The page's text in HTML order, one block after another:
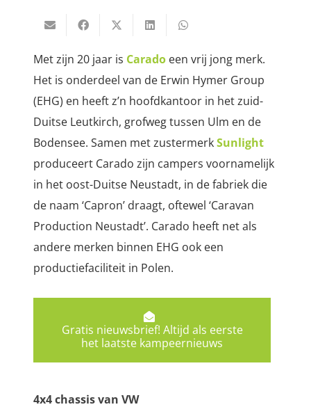
Met zijn 20 jaar is Carado een vrij jong merk.
Het is onderdeel van de Erwin Hymer Group
(EHG) en heeft z’n hoofdkantoor in het zuid-
Duitse Leutkirch, grofweg tussen Ulm en de
Bodensee. Samen met zustermerkSunlight
produceert Carado zijn campers voornamelijk
in het oost-Duitse Neustadt, in de fabriek die
de naam ‘Capron’ draagt, oftewel ‘Caravan
Production Neustadt’. Carado heeft net als
andere merken binnen EHG ook een
productiefaciliteit in Polen.
Gratis nieuwsbrief! Altijd als eerste
het laatste kampeernieuws
4x4 chassis van VW